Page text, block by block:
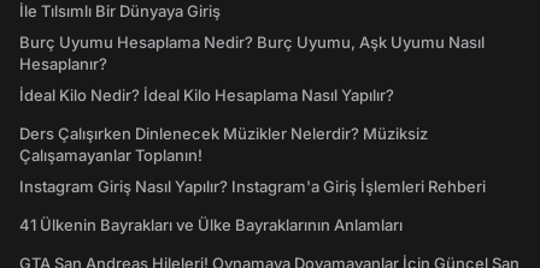
İle Tılsımlı Bir Dünyaya Giriş
Burç Uyumu Hesaplama Nedir? Burç Uyumu, Aşk Uyumu Nasıl
Hesaplanır?
İdeal Kilo Nedir? İdeal Kilo Hesaplama Nasıl Yapılır?
Ders Çalışırken Dinlenecek Müzikler Nelerdir? Müziksiz
Çalışamayanlar Toplanın!
Instagram Giriş Nasıl Yapılır? Instagram'a Giriş İşlemleri Rehberi
41 Ülkenin Bayrakları ve Ülke Bayraklarının Anlamları
GTA San Andreas Hileleri! Oynamaya Doyamayanlar İçin Güncel San